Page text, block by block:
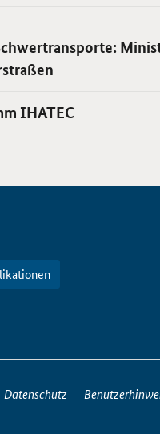
IHATEC
Datenschutz